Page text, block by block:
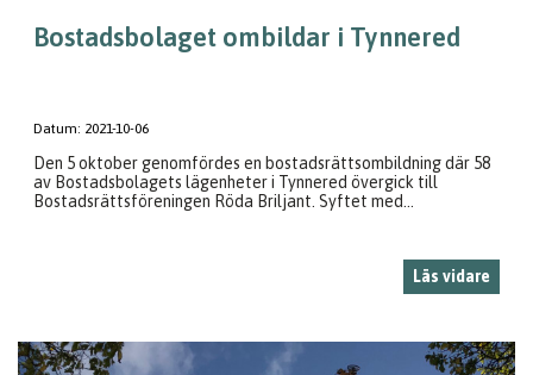
Bostadsbolaget ombildar i Tynnered
Datum: 2021-10-06
Den 5 oktober genomfördes en bostadsrättsombildning där 58
av Bostadsbolagets lägenheter i Tynnered övergick till
Bostadsrättsföreningen Röda Briljant. Syftet med...
Läs vidare